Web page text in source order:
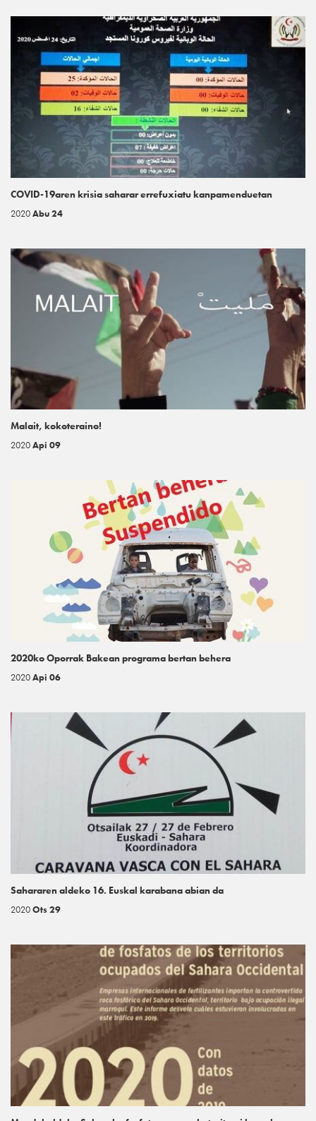
COVID-19aren krisia saharar errefuxiatu kanpamenduetan
2020Abu 24
Malait, kokoteraino!
2020Api 09
2020ko Oporrak Bakean programa bertan behera
2020Api 06
Sahararen aldeko 16. Euskal karabana abian da
2020Ots 29